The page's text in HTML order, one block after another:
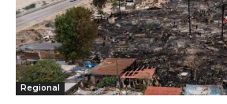
Regional